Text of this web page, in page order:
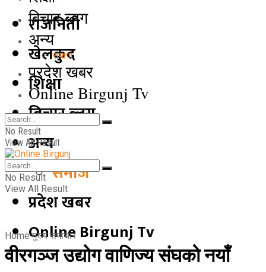
राजनिती
खेलकुद
शिक्षा
बिचार ब्लग
अन्य
समाज
प्रदेश खबर
Online Birgunj Tv
बिचार ब्लग
अन्य
समाज
प्रदेश खबर
Online Birgunj Tv
No Result
View All Result
No Result
View All Result
Home मुख्य समाचार
वीरगञ्ज उद्योग वाणिज्य संघको नयाँ